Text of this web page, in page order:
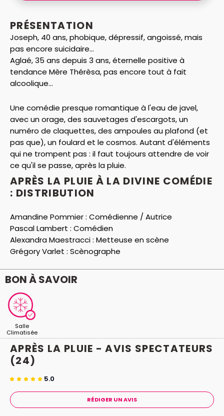
PRÉSENTATION
Joseph, 40 ans, phobique, dépressif, angoissé, mais
pas encore suicidaire...
Aglaé, 35 ans depuis 3 ans, éternelle positive à
tendance Mère Thérèsa, pas encore tout à fait
alcoolique...
Une comédie presque romantique à l'eau de javel,
avec un orage, des sauvetages d'escargots, un
numéro de claquettes, des ampoules au plafond (et
pas que), un foulard et le cosmos. Autant d'éléments
qui ne trompent pas : il faut toujours attendre de voir
ce qu'il se passe, après la pluie.
APRÈS LA PLUIE À LA DIVINE COMÉDIE
: DISTRIBUTION
Amandine Pommier : Comédienne / Autrice
Pascal Lambert : Comédien
Alexandra Maestracci : Metteuse en scène
Grégory Varlet : Scènographe
BON À SAVOIR
Salle
Climatisée
APRÈS LA PLUIE - AVIS SPECTATEURS
(24)
5.0
RÉDIGER UN AVIS